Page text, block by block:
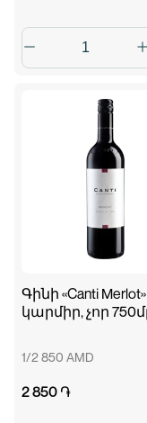
Գինի «Canti Merlot»
կարմիր, չոր 750մլ
1/2 850 AMD
2 850 ֏